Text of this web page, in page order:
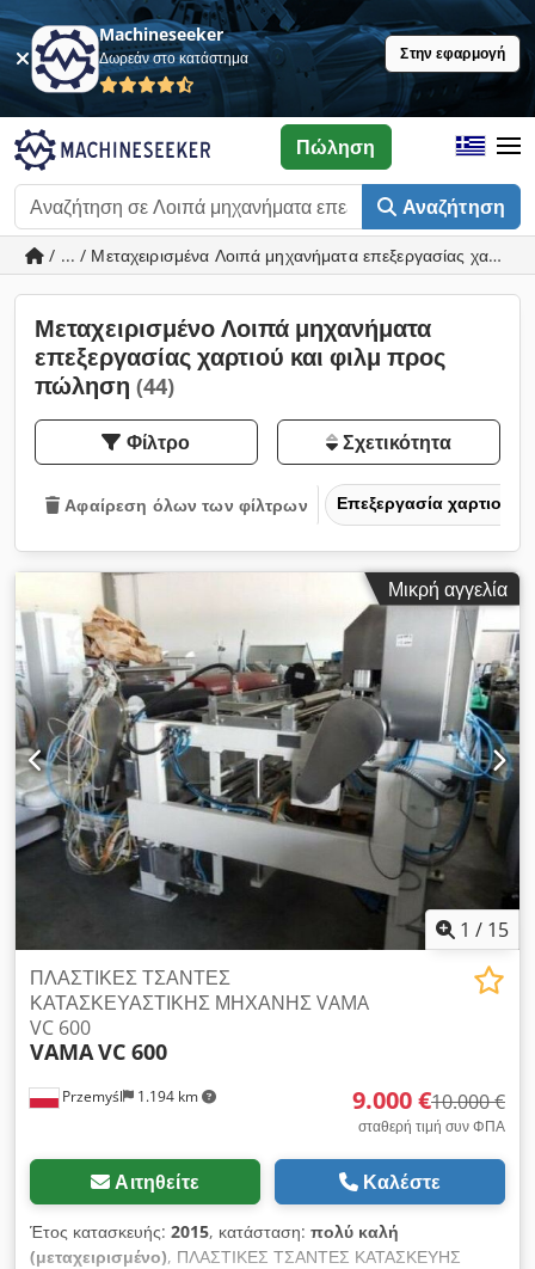
Machineseeker
Δωρεάν στο κατάστημα Στην εφαρμογή
Αναζήτηση
Πώληση
/ ... / Μεταχειρισμένα Λοιπά μηχανήματα επεξεργασίας χαρτιού
Μεταχειρισμένο Λοιπά μηχανήματα
επεξεργασίας χαρτιού και φιλμ προς
πώληση (44)
Φίλτρο Σχετικότητα
Αφαίρεση όλων των φίλτρων Επεξεργασία χαρτιού
Μικρή αγγελία
1 / 15
Przemyśl 1.194 km
ΠΛΑΣΤΙΚΕΣ ΤΣΑΝΤΕΣ
ΚΑΤΑΣΚΕΥΑΣΤΙΚΗΣ ΜΗΧΑΝΗΣ VAMA
VC 600
VAMAVC 600
9.000 €10.000 €
σταθερή τιμή συν ΦΠΑ
Αιτηθείτε Καλέστε
Έτος κατασκευής: 2015, κατάσταση: πολύ καλή
(μεταχειρισμένο), ΠΛΑΣΤΙΚΕΣ ΤΣΑΝΤΕΣ ΚΑΤΑΣΚΕΥΗΣ